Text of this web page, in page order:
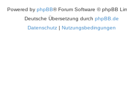
Powered by phpBB® Forum Software © phpBB
Deutsche Übersetzung durch phpBB.de
Datenschutz
Nutzungsbedingungen